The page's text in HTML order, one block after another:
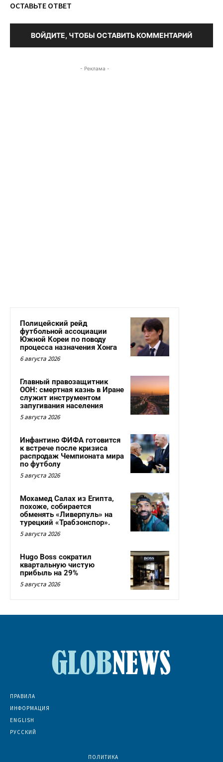
ОСТАВЬТЕ ОТВЕТ
ВОЙДИТЕ, ЧТОБЫ ОСТАВИТЬ КОММЕНТАРИЙ
- Реклама -
Полицейский рейд
футбольной ассоциации
Южной Кореи по поводу
процесса назначения Хонга
6 августа 2026
Главный правозащитник
ООН: смертная казнь в Иране
служит инструментом
запугивания населения
5 августа 2026
Инфантино ФИФА готовится
к встрече после кризиса
распродаж Чемпионата мира
по футболу
5 августа 2026
Мохамед Салах из Египта,
похоже, собирается
обменять «Ливерпуль» на
турецкий «Трабзонспор».
5 августа 2026
Hugo Boss сократил
квартальную чистую
прибыль на 29%
5 августа 2026
ПРАВИЛА
ИНФОРМАЦИЯ
ENGLISH
РУССКИЙ
ПОЛИТИКА